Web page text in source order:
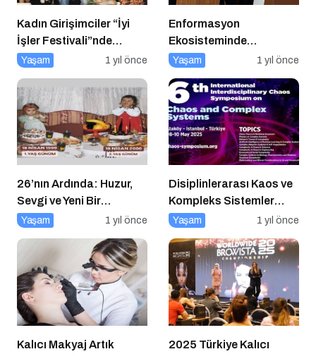
Kadın Girişimciler “İyi
İşler Festivali”nde
Buluştu
Yaşam 1 yıl önce
Enformasyon
Ekosisteminde
Dezenformasyon ve
Yaşam 1 yıl önce
26’nın Ardında: Huzur,
Sevgi ve Yeni Bir
Başlangıç
Yaşam 1 yıl önce
Disiplinlerarası Kaos ve
Kompleks Sistemler
Sempozyumu İçin Geri
Yaşam 1 yıl önce
Kalıcı Makyaj Artık
2025 Türkiye Kalıcı